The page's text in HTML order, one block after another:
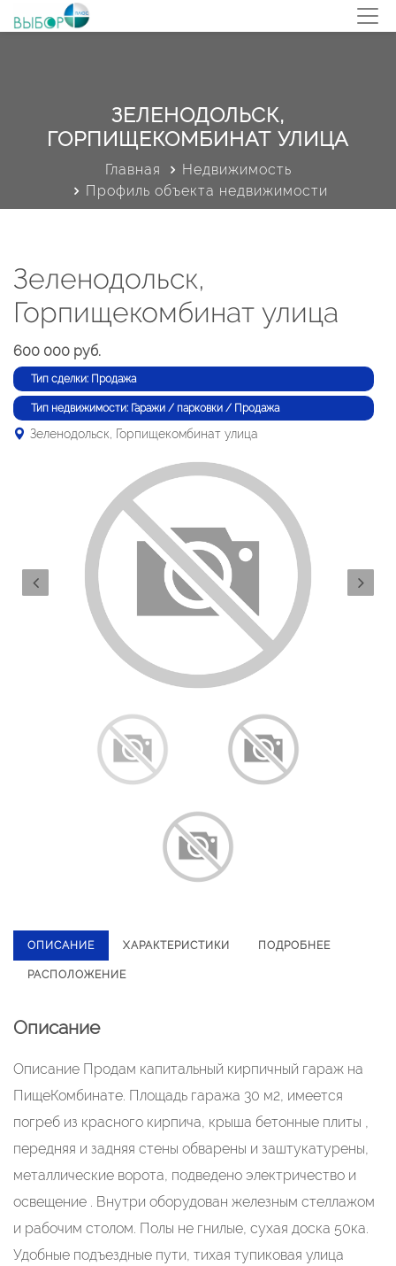
ЗЕЛЕНОДОЛЬСК,
ГОРПИЩЕКОМБИНАТ УЛИЦА
Главная
Недвижимость
Профиль объекта недвижимости
Зеленодольск,
Горпищекомбинат улица
600 000 руб.
Тип сделки: Продажа
Тип недвижимости: Гаражи / парковки / Продажа
Зеленодольск, Горпищекомбинат улица
ОПИСАНИЕ ХАРАКТЕРИСТИКИ ПОДРОБНЕЕ
РАСПОЛОЖЕНИЕ
Описание
Описание Продам капитальный кирпичный гараж на
ПищеКомбинате. Площадь гаража 30 м2, имеется
погреб из красного кирпича, крыша бетонные плиты ,
передняя и задняя стены обварены и заштукатурены,
металлические ворота, подведено электричество и
освещение . Внутри оборудован железным стеллажом
и рабочим столом. Полы не гнилые, сухая доска 50ка.
Удобные подъездные пути, тихая тупиковая улица